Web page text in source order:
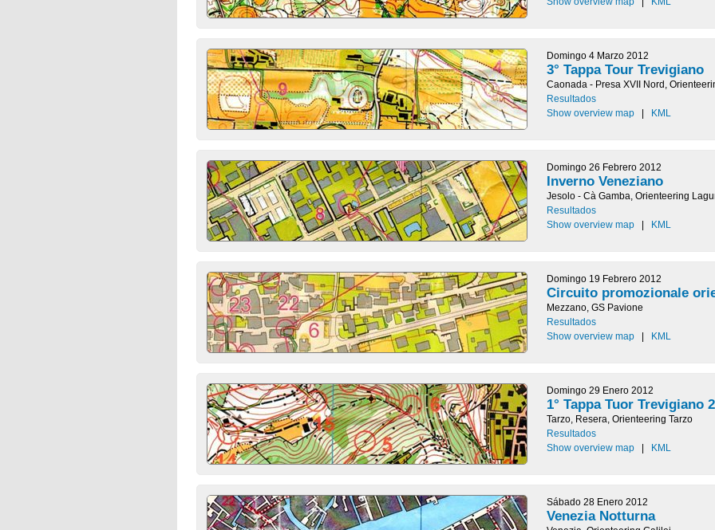
Domingo 4 Marzo 2012
3° Tappa Tour Trevigiano
Caonada - Presa XVII Nord,
Resultados
Show overview map
| KML
Domingo 26 Febrero 2012
Inverno Veneziano
Jesolo - Cà Gamba, Orienteering
Resultados
Show overview map
| KML
Domingo 19 Febrero 2012
Circuito promozionale
Mezzano, GS Pavione
Resultados
Show overview map
| KML
Domingo 29 Enero 2012
1° Tappa Tuor Trevigiano
Tarzo, Resera, Orienteering Tarzo
Resultados
Show overview map
| KML
Sábado 28 Enero 2012
Venezia Notturna